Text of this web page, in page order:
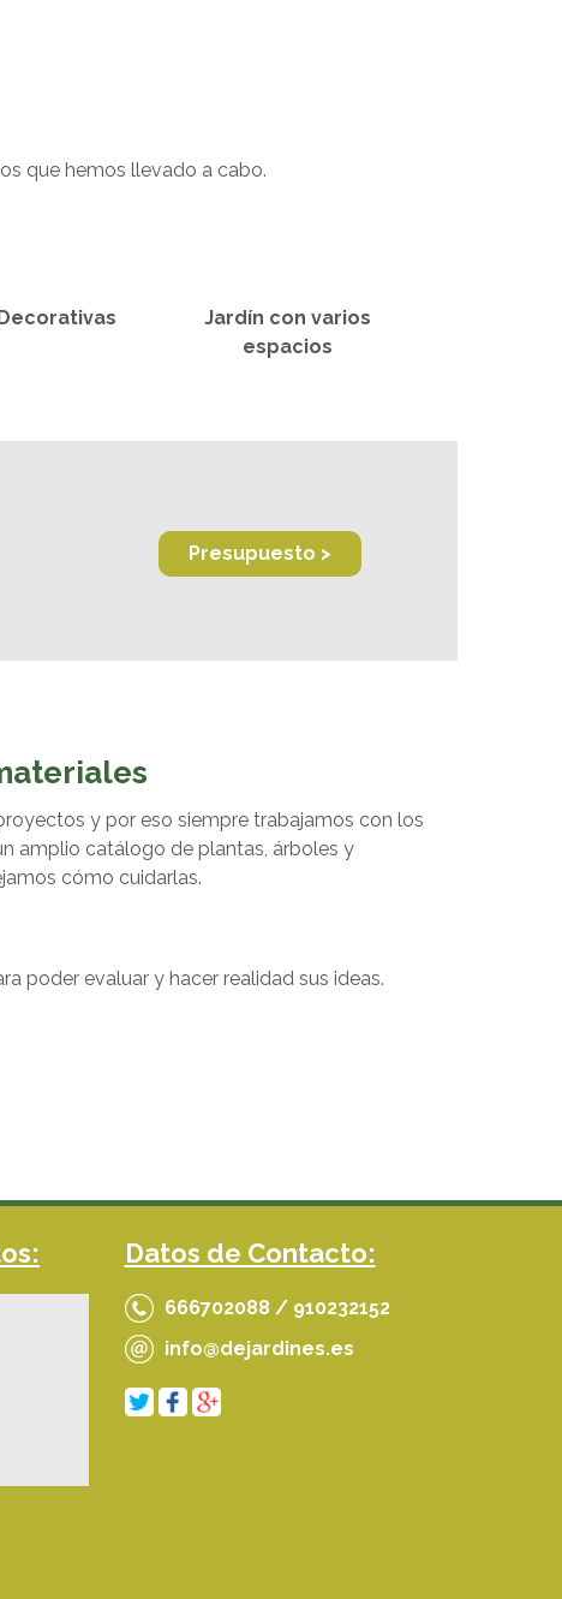
que hemos llevado a cabo.
Jardín con varios
espacios
Presupuesto >
y por eso siempre trabajamos con los
amplio catálogo de plantas, árboles y
cómo cuidarlas.
poder evaluar y hacer realidad sus ideas.
Datos de Contacto:
666702088 / 910232152
info@dejardines.es